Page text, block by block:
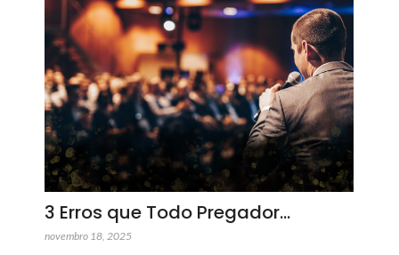
3 Erros que Todo Pregador…
novembro 18, 2025